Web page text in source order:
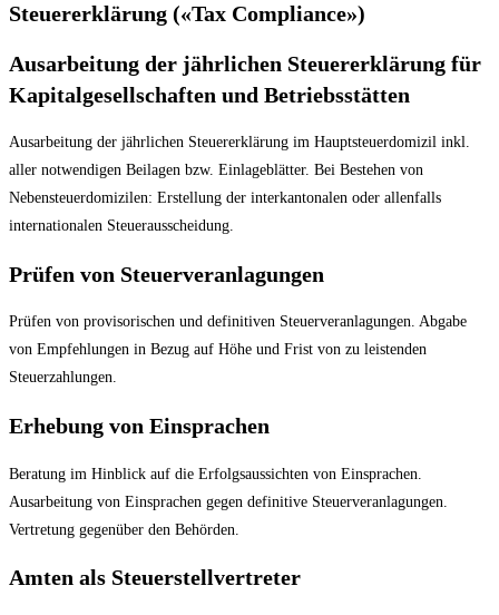
Steuererklärung («Tax Compliance»)
Ausarbeitung der jährlichen Steuererklärung für
Kapitalgesellschaften und Betriebsstätten
Ausarbeitung der jährlichen Steuererklärung im Hauptsteuerdomizil inkl.
aller notwendigen Beilagen bzw. Einlageblätter. Bei Bestehen von
Nebensteuerdomizilen: Erstellung der interkantonalen oder allenfalls
internationalen Steuerausscheidung.
Prüfen von Steuerveranlagungen
Prüfen von provisorischen und definitiven Steuerveranlagungen. Abgabe
von Empfehlungen in Bezug auf Höhe und Frist von zu leistenden
Steuerzahlungen.
Erhebung von Einsprachen
Beratung im Hinblick auf die Erfolgsaussichten von Einsprachen.
Ausarbeitung von Einsprachen gegen definitive Steuerveranlagungen.
Vertretung gegenüber den Behörden.
Amten als Steuerstellvertreter